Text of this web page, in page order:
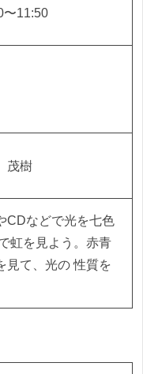
11:50
樹
CDなどで光を七色
虹を見よう。赤青
見て、光の 性質を